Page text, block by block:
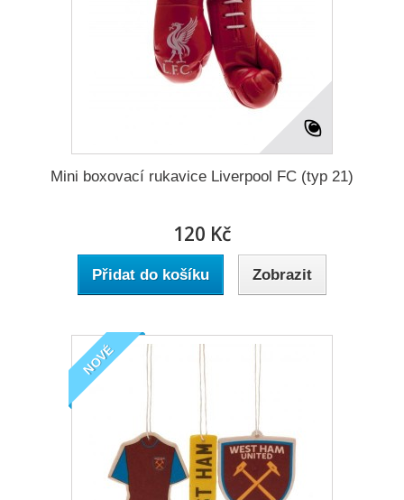
Mini boxovací rukavice Liverpool FC (typ 21)
120 Kč
Přidat do košíku Zobrazit
NOVÉ